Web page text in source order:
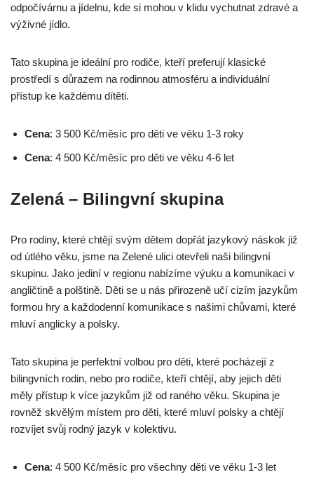
odpočívárnu a jídelnu, kde si mohou v klidu vychutnat zdravé a
výživné jídlo.
Tato skupina je ideální pro rodiče, kteří preferují klasické
prostředí s důrazem na rodinnou atmosféru a individuální
přístup ke každému dítěti.
Cena: 3 500 Kč/měsíc pro děti ve věku 1-3 roky
Cena: 4 500 Kč/měsíc pro děti ve věku 4-6 let
Zelená – Bilingvní skupina
Pro rodiny, které chtějí svým dětem dopřát jazykový náskok již
od útlého věku, jsme na Zelené ulici otevřeli naši bilingvní
skupinu. Jako jediní v regionu nabízíme výuku a komunikaci v
angličtině a polštině. Děti se u nás přirozeně učí cizím jazykům
formou hry a každodenní komunikace s našimi chůvami, které
mluví anglicky a polsky.
Tato skupina je perfektní volbou pro děti, které pocházejí z
bilingvních rodin, nebo pro rodiče, kteří chtějí, aby jejich děti
měly přístup k více jazykům již od raného věku. Skupina je
rovněž skvělým místem pro děti, které mluví polsky a chtějí
rozvíjet svůj rodný jazyk v kolektivu.
Cena: 4 500 Kč/měsíc pro všechny děti ve věku 1-3 let